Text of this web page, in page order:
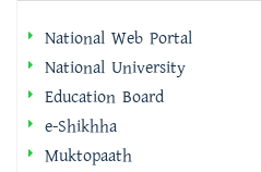
National Web Portal
National University
Education Board
e-Shikhha
Muktopaath